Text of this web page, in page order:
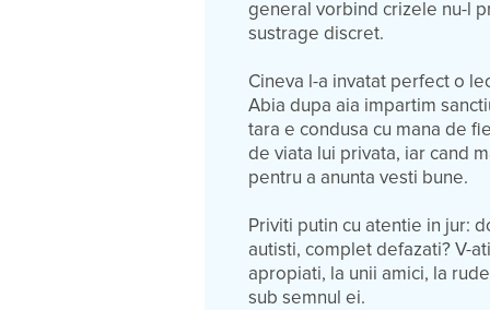
general vorbind crizele nu-l
sustrage discret.
Cineva l-a invatat perfect o
Abia dupa aia impartim
tara e condusa cu mana de
de viata lui privata, iar cand
pentru a anunta vesti bune.
Priviti putin cu atentie in jur:
autisti, complet defazati? V-
apropiati, la unii amici, la
sub semnul ei.